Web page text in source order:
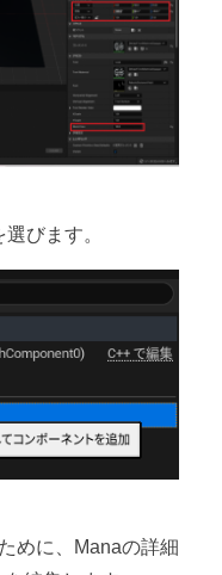
びます。
めに、Manaの詳細